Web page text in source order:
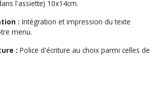
l'assiette) 10x14cm.
: Intégration et impression du texte
menu.
: Police d'écriture au choix parmi celles de